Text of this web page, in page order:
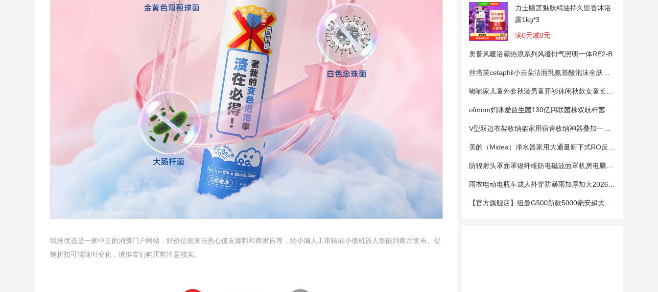
我推优选是一家中立的消费门户网站，好价信息来自热心值友爆料和商家自荐，经小编人工审核或小值机器人智能判断后发布。促
销折扣可能随时变化，请推友们购买前注意核实。
力士幽莲魅肤精油持久留香沐浴
露1kg*3
满0元减0元
奥普风暖浴霸热浪系列风暖排气照明一体RE2-B